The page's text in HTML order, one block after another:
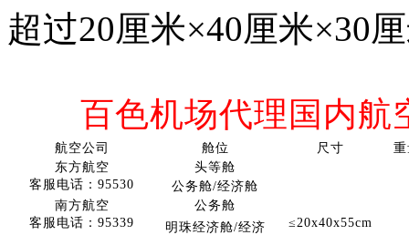
超过20厘米×40厘米×30
百色机场代理国内航
航空公司 舱位 尺寸
东方航空
客服电话： 95530
头等舱
≤20x40x55cm
公务舱/经济舱
南方航空
客服电话： 95339
公务舱
明珠经济舱/经济